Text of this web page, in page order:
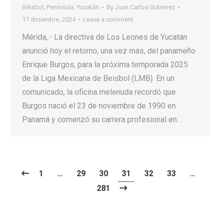
Béisbol , Península, Yucatán By Juan Carlos Gutierrez
17 diciembre, 2024
Leave a comment
Mérida,.- La directiva de Los Leones de Yucatán
anunció hoy el retorno, una vez más, del panameño
Enrique Burgos, para la próxima temporada 2025
de la Liga Mexicana de Beisbol (LMB). En un
comunicado, la oficina melenuda recordó que
Burgos nació el 23 de noviembre de 1990 en
Panamá y comenzó su carrera profesional en…
1 … 29 30 31 32 33
…
281